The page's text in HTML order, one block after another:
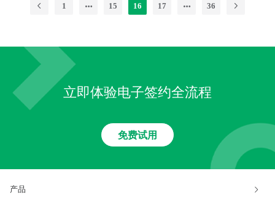
1 15 16 17 36
立即体验电子签约全流程
免费试用
产品